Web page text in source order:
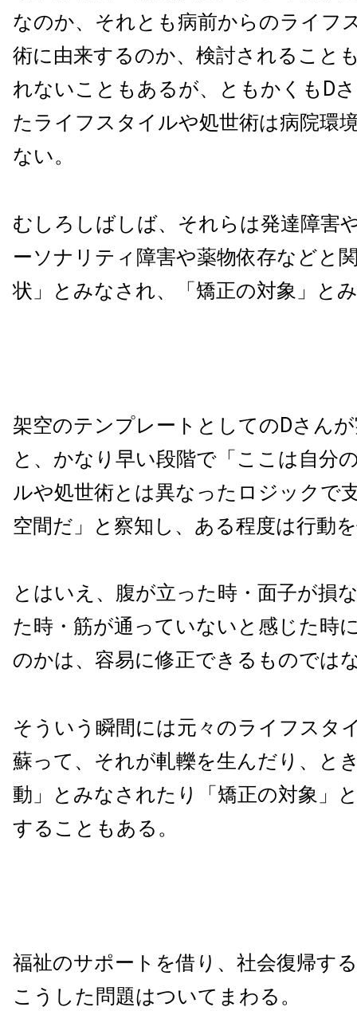
なのか、それとも病前からのライフ
術に由来するのか、検討されること
れないこともあるが、ともかくもD
たライフスタイルや処世術は病院環
ない。
むしろしばしば、それらは発達障害
ーソナリティ障害や薬物依存などと
状」とみなされ、「矯正の対象」と
架空のテンプレートとしてのDさん
と、かなり早い段階で「ここは自分
ルや処世術とは異なったロジックで
空間だ」と察知し、ある程度は行動
とはいえ、腹が立った時・面子が損
た時・筋が通っていないと感じた時
のかは、容易に修正できるものでは
そういう瞬間には元々のライフスタ
蘇って、それが軋轢を生んだり、と
動」とみなされたり「矯正の対象」
することもある。
福祉のサポートを借り、社会復帰す
こうした問題はついてまわる。